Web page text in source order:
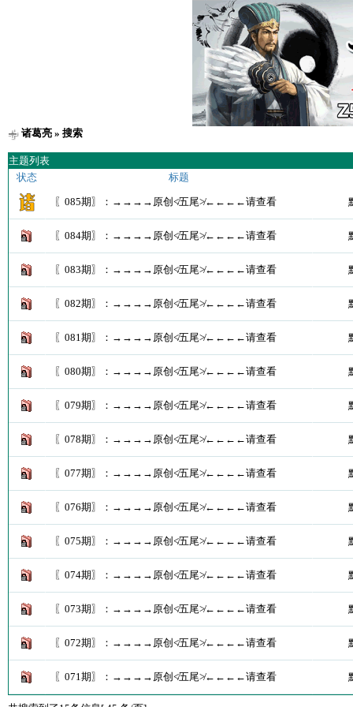
诸葛亮» 搜索
主题列表
状态
标题
〖085期〗：→→→→原创≮五尾≯←←←←请查看
〖084期〗：→→→→原创≮五尾≯←←←←请查看
〖083期〗：→→→→原创≮五尾≯←←←←请查看
〖082期〗：→→→→原创≮五尾≯←←←←请查看
〖081期〗：→→→→原创≮五尾≯←←←←请查看
〖080期〗：→→→→原创≮五尾≯←←←←请查看
〖079期〗：→→→→原创≮五尾≯←←←←请查看
〖078期〗：→→→→原创≮五尾≯←←←←请查看
〖077期〗：→→→→原创≮五尾≯←←←←请查看
〖076期〗：→→→→原创≮五尾≯←←←←请查看
〖075期〗：→→→→原创≮五尾≯←←←←请查看
〖074期〗：→→→→原创≮五尾≯←←←←请查看
〖073期〗：→→→→原创≮五尾≯←←←←请查看
〖072期〗：→→→→原创≮五尾≯←←←←请查看
〖071期〗：→→→→原创≮五尾≯←←←←请查看